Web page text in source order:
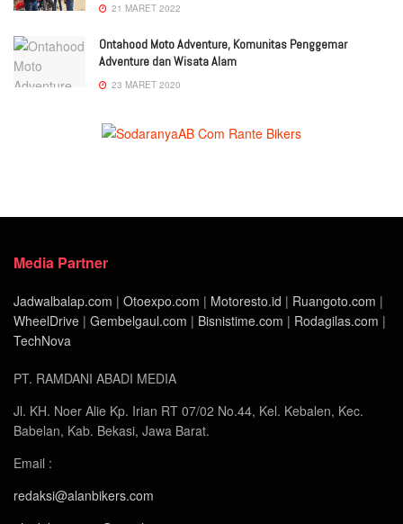
21 MARET 2022
Ontahood Moto Adventure, Komunitas Penggemar
Adventure dan Wisata Alam
23 MARET 2020
Media Partner
Jadwalbalap.com | Otoexpo.com | Motoresto.id | Ruangoto.com |
WheelDrive | Gembelgaul.com | Bisnistime.com | Rodagilas.com |
TechNova
PT. RAMDANI ABADI MEDIA
Jl. KH. Noer Alie Kp. Irian RT 07/02 No.44, Kel. Kebalen, Kec.
Babelan, Kab. Bekasi, Jawa Barat.
Email :
redaksi@alanbikers.com